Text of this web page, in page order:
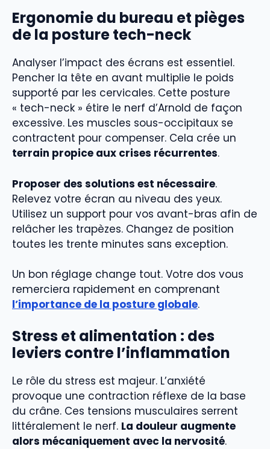
Ergonomie du bureau et pièges
de la posture tech-neck
Analyser l’impact des écrans est essentiel.
Pencher la tête en avant multiplie le poids
supporté par les cervicales. Cette posture
« tech-neck » étire le nerf d’Arnold de façon
excessive. Les muscles sous-occipitaux se
contractent pour compenser. Cela crée un
terrain propice aux crises récurrentes.
Proposer des solutions est nécessaire.
Relevez votre écran au niveau des yeux.
Utilisez un support pour vos avant-bras afin de
relâcher les trapèzes. Changez de position
toutes les trente minutes sans exception.
Un bon réglage change tout. Votre dos vous
remerciera rapidement en comprenant
l’importance de la posture globale.
Stress et alimentation : des
leviers contre l’inflammation
Le rôle du stress est majeur. L’anxiété
provoque une contraction réflexe de la base
du crâne. Ces tensions musculaires serrent
littéralement le nerf. La douleur augmente
alors mécaniquement avec la nervosité.